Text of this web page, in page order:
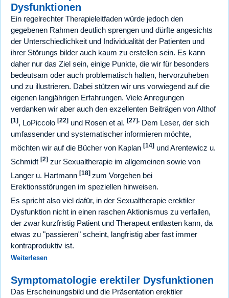
Dysfunktionen
Ein regelrechter Therapieleitfaden würde jedoch den
gegebenen Rahmen deutlich sprengen und dürfte angesichts
der Unterschiedlichkeit und Individualität der Patienten und
ihrer Störungs bilder auch kaum zu erstellen sein. Es kann
daher nur das Ziel sein, einige Punkte, die wir für besonders
bedeutsam oder auch problematisch halten, hervorzuheben
und zu illustrieren. Dabei stützen wir uns vorwiegend auf die
eigenen langjährigen Erfahrungen. Viele Anregungen
verdanken wir aber auch den exzellenten Beiträgen von Althof
[1] , LoPiccolo [22] und Rosen et al. [27]. Dem Leser, der sich
umfassender und systematischer informieren möchte,
möchten wir auf die Bücher von Kaplan [14] und Arentewicz u.
Schmidt [2] zur Sexualtherapie im allgemeinen sowie von
Langer u. Hartmann [18] zum Vorgehen bei
Erektionsstörungen im speziellen hinweisen.
Es spricht also viel dafür, in der Sexualtherapie erektiler
Dysfunktion nicht in einen raschen Aktionismus zu verfallen,
der zwar kurzfristig Patient und Therapeut entlasten kann, da
etwas zu "passieren" scheint, langfristig aber fast immer
kontraproduktiv ist.
Weiterlesen
Symptomatologie erektiler Dysfunktionen
Das Erscheinungsbild und die Präsentation erektiler